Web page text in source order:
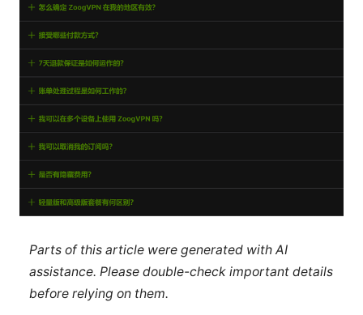
Parts of this article were generated with AI
assistance. Please double-check important details
before relying on them.